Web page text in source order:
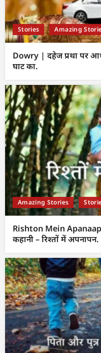
Stories Amazing
Dowry | दहेज प्रथा पर
घाट का.
Amazing Stories
Rishton Mein
कहानी – रिश्तों में अपनापन.